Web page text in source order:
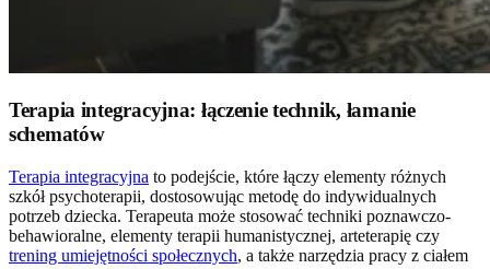
Terapia integracyjna: łączenie technik, łamanie
schematów
Terapia integracyjna to podejście, które łączy elementy różnych
szkół psychoterapii, dostosowując metodę do indywidualnych
potrzeb dziecka. Terapeuta może stosować techniki poznawczo-
behawioralne, elementy terapii humanistycznej, arteterapię czy
trening umiejętności społecznych, a także narzędzia pracy z ciałem